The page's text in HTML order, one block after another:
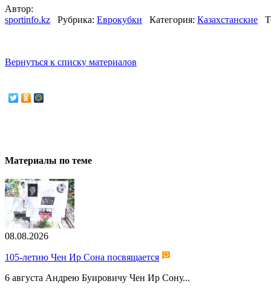
Автор:
sportinfo.kz
Рубрика: Еврокубки Категория: Казахстанские
Вернуться к списку материалов
Материалы по теме
08.08.2026
105-летию Чен Ир Сона посвящается
6 августа Андрею Буировичу Чен Ир Сону...